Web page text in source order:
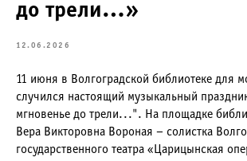
до трели…»
12.06.2026
11 июня в Волгоградской библиотеке для
случился настоящий музыкальный
мгновенье до трели...". На площадке
Вера Викторовна Вороная – солистка
государственного театра «Царицынская